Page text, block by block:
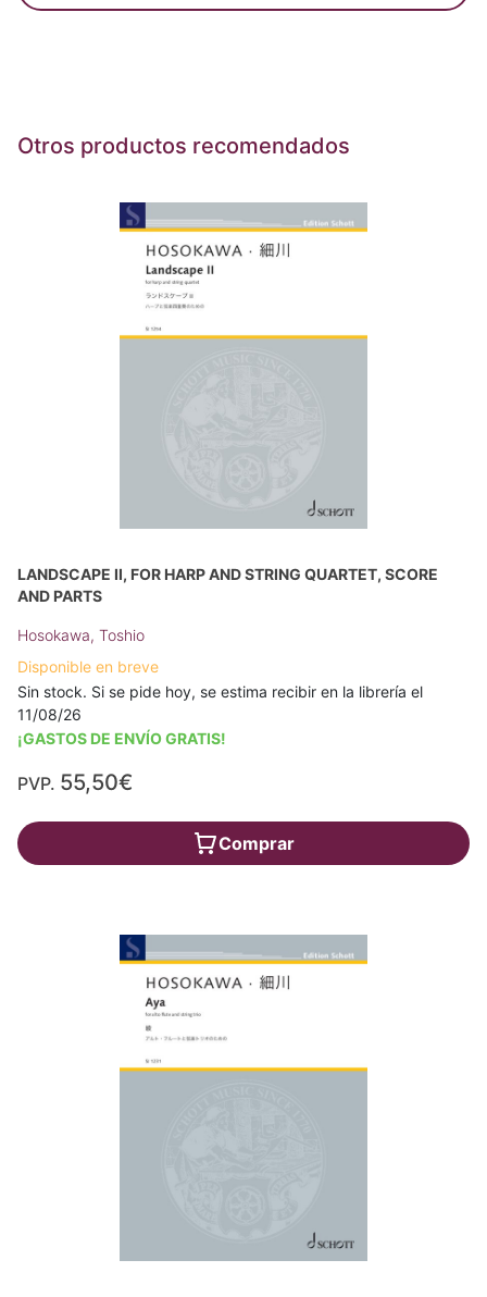
Otros productos recomendados
LANDSCAPE II, FOR HARP AND STRING QUARTET, SCORE
AND PARTS
Hosokawa, Toshio
Disponible en breve
Sin stock. Si se pide hoy, se estima recibir en la librería el
11/08/26
¡GASTOS DE ENVÍO GRATIS!
PVP. 55,50€
Comprar